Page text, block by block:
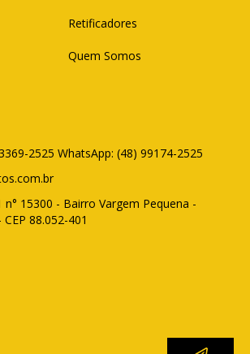
Retificadores
Quem Somos
2525 WhatsApp: (48) 99174-2525
n° 15300 - Bairro Vargem Pequena -
88.052-401